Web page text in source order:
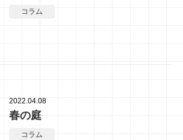
コラム
2022.04.08
春の庭
コラム